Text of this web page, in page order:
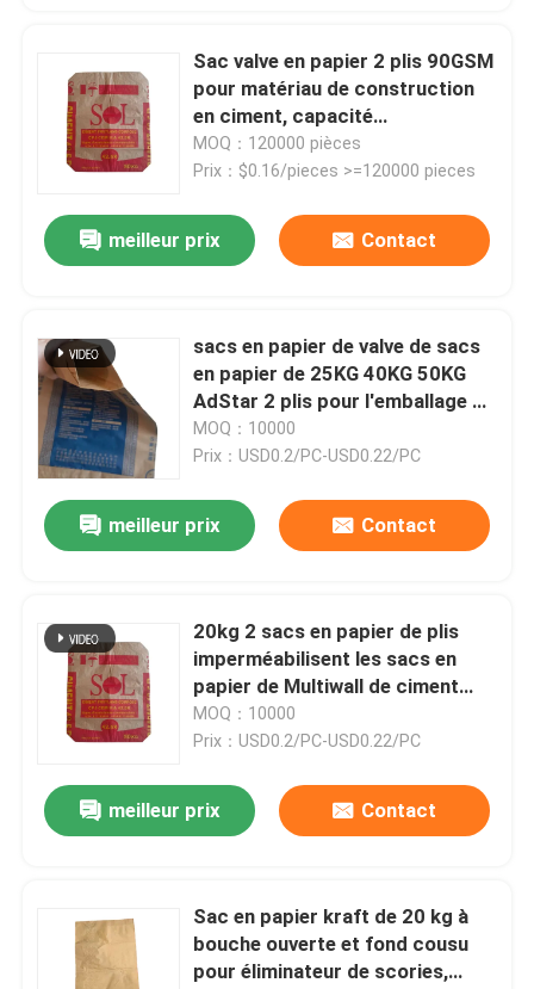
Produits
Sac valve en papier 2 plis 90GSM
pour matériau de construction
en ciment, capacité
personnalisée et résistant à
l'humidité 50x63x10cm
MOQ：120000 pièces
Prix：$0.16/pieces >=120000 pieces
meilleur prix Contact
sacs en papier de valve de sacs
en papier de 25KG 40KG 50KG
AdStar 2 plis pour l'emballage de
ciment
MOQ：10000
Prix：USD0.2/PC-USD0.22/PC
meilleur prix Contact
20kg 2 sacs en papier de plis
imperméabilisent les sacs en
papier de Multiwall de ciment
avec l'adhésif
MOQ：10000
Prix：USD0.2/PC-USD0.22/PC
meilleur prix Contact
Sac en papier kraft de 20 kg à
bouche ouverte et fond cousu
pour éliminateur de scories,